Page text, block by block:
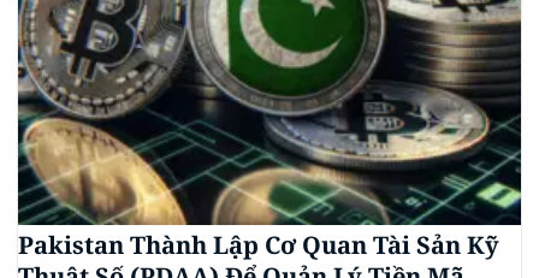
Pakistan Thành Lập Cơ Quan Tài Sản Kỹ